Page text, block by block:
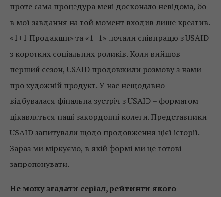
проте сама процедура мені досконало невідома, бо
в мої завдання на той момент входив лише креатив.
«1+1 Продакшн» та «1+1» почали співпрацю з USAID
з коротких соціальних роликів. Коли вийшов
перший сезон, USAID продовжили розмову з нами
про художній продукт. У нас нещодавно
відбувалася фінальна зустріч з USAID – форматом
цікавляться наші закордонні колеги. Представники
USAID запитували щодо продовження цієї історії.
Зараз ми міркуємо, в якій формі ми це готові
запропонувати.
Не можу згадати серіал, рейтинги якого